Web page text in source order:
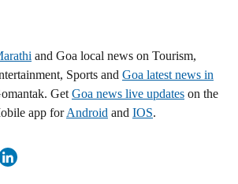
and Goa local news on Tourism,
Sports and Goa latest news in
Get Goa news live updates on the
app forAndroid and IOS.